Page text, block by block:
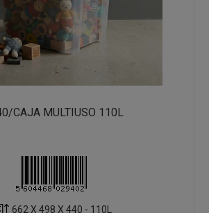
CAJA MULTIUSO 110L
662 X 498 X 440 - 110L